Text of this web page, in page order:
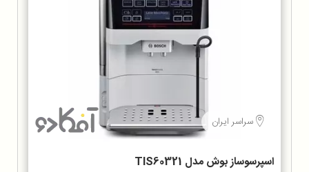
سراسر ایران
اسپرسوساز بوش مدل TIS60321